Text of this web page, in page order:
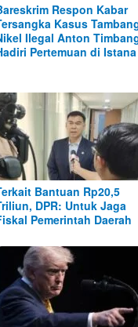
Respon Kabar
Kasus
Ilegal Anton
Pertemuan di Istana
Bantuan Rp20,5
DPR: Untuk Jaga
Pemerintah Daerah